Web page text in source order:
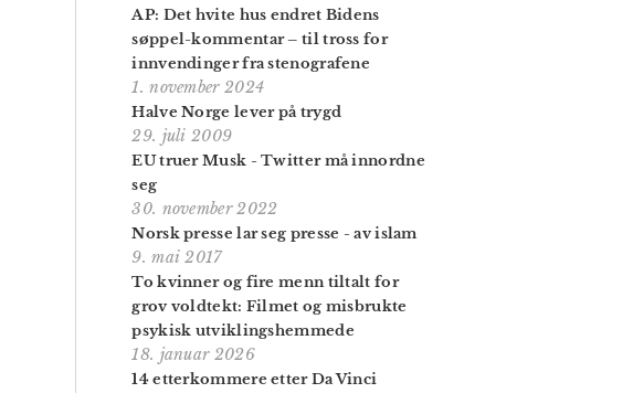
AP: Det hvite hus endret Bidens
søppel-kommentar – til tross for
innvendinger fra stenografene
1. november 2024
Halve Norge lever på trygd
29. juli 2009
EU truer Musk - Twitter må innordne
seg
30. november 2022
Norsk presse lar seg presse - av islam
9. mai 2017
To kvinner og fire menn tiltalt for
grov voldtekt: Filmet og misbrukte
psykisk utviklings­hemmede
18. januar 2026
14 etterkommere etter Da Vinci